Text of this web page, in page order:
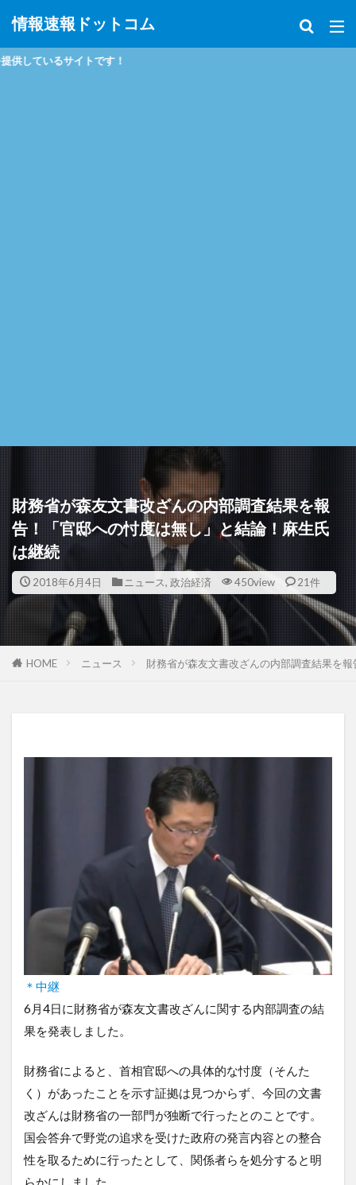
情報速報ドットコム
す！
財務省が森友文書改ざんの内部調査結果を報
告！「官邸への忖度は無し」と結論！麻生氏
は継続
2018年6月4日 ニュース, 政治経済 450view 21件
HOME ニュース 財務省が森友文書改ざんの内部調査結果を
＊中継
6月4日に財務省が森友文書改ざんに関する内部調査の結
果を発表しました。
財務省によると、首相官邸への具体的な忖度（そんた
く）があったことを示す証拠は見つからず、今回の文書
改ざんは財務省の一部門が独断で行ったとのことです。
国会答弁で野党の追求を受けた政府の発言内容との整合
性を取るために行ったとして、関係者らを処分すると明
らかにしました。